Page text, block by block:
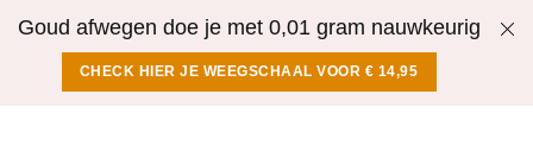
Goud afwegen doe je met 0,01 gram nauwkeurig
CHECK HIER JE WEEGSCHAAL VOOR € 14,95